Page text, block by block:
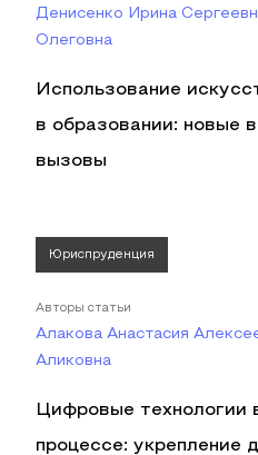
Денисенко Ирина
Олеговна
Использование
в образовании: новые
вызовы
Юриспруденция
Авторы статьи
Алакова Анастасия
Аликовна
Цифровые технологии
процессе: укрепление